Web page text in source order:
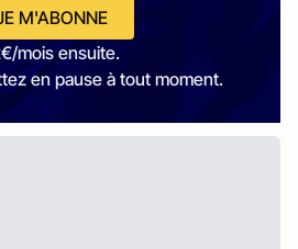
M'ABONNE
mois ensuite.
en pause à tout moment.